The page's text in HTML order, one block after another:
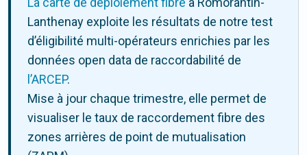
Lanthenay exploite les résultats de notre test
d’éligibilité multi-opérateurs enrichies par les
données open data de raccordabilité de
l’ARCEP.
Mise à jour chaque trimestre, elle permet de
visualiser le taux de raccordement fibre des
zones arrières de point de mutualisation